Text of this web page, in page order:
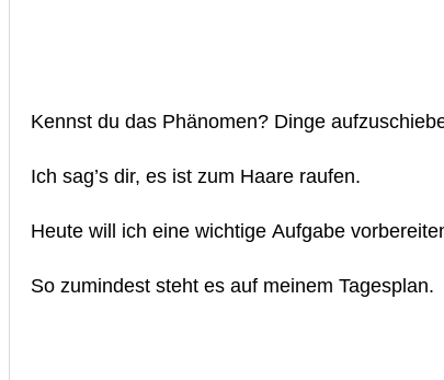
Kennst du das Phänomen? Dinge
Ich sag’s dir, es ist zum Haare raufen.
Heute will ich eine wichtige Aufgabe
So zumindest steht es auf meinem Tagesplan.